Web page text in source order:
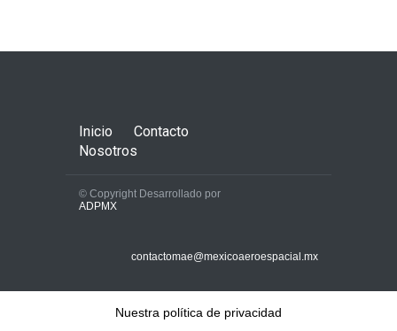
Inicio
Contacto
Nosotros
© Copyright Desarrollado por
ADPMX
contactomae@mexicoaeroespacial.mx
Nuestra política de privacidad